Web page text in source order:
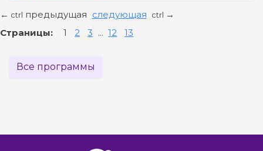
← ctrl предыдущая следующая ctrl →
Страницы: 1 2 3 ... 12 13
Все программы